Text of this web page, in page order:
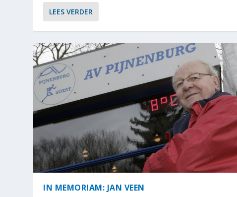
TRAINERS AV PIJNENBURG WEER IN
ONTDEK HARDLOPEN OF WANDELEN
LEES VERDER
IN MEMORIAM: JAN VEEN